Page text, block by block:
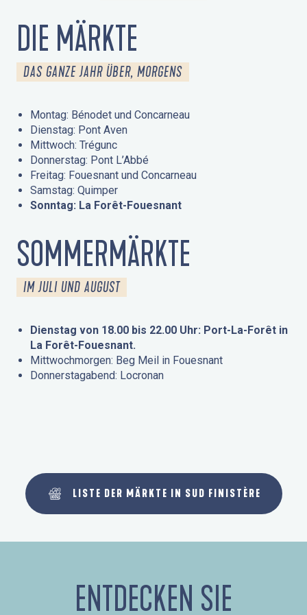
DIE MÄRKTE
DAS GANZE JAHR ÜBER, MORGENS
Montag: Bénodet und Concarneau
Dienstag: Pont Aven
Mittwoch: Trégunc
Donnerstag: Pont L’Abbé
Freitag: Fouesnant und Concarneau
Samstag: Quimper
Sonntag: La Forêt-Fouesnant
SOMMERMÄRKTE
IM JULI UND AUGUST
Dienstag von 18.00 bis 22.00 Uhr: Port-La-Forêt in
La Forêt-Fouesnant.
Mittwochmorgen: Beg Meil in Fouesnant
Donnerstagabend: Locronan
LISTE DER MÄRKTE IN SUD FINISTÈRE
ENTDECKEN SIE